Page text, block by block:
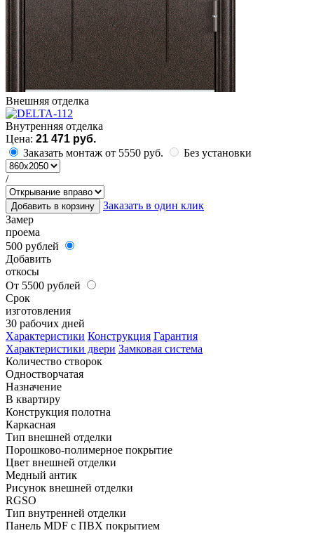
Внешняя отделка
Внутренняя отделка
Цена: 21 471 руб.
Заказать монтаж от 5550 руб.
Без установки
/
Добавить в корзину
Заказать в один клик
Замер
проема
500 рублей
Добавить
откосы
От 5500 рублей
Срок
изготовления
30 рабочих дней
Характеристики Конструкция Гарантия
Характеристики двери Замковая система
Количество створок
Одностворчатая
Назначение
В квартиру
Конструкция полотна
Каркасная
Тип внешней отделки
Порошково-полимерное покрытие
Цвет внешней отделки
Медный антик
Рисунок внешней отделки
RGSO
Тип внутренней отделки
Панель MDF с ПВХ покрытием